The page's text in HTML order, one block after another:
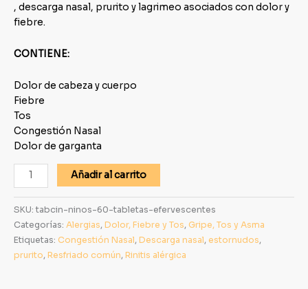
, descarga nasal, prurito y lagrimeo asociados con dolor y
fiebre.
CONTIENE:
Dolor de cabeza y cuerpo
Fiebre
Tos
Congestión Nasal
Dolor de garganta
Añadir al carrito
SKU:tabcin-ninos-60-tabletas-efervescentes
Categorías: Alergias, Dolor, Fiebre y Tos, Gripe, Tos y Asma
Etiquetas: Congestión Nasal, Descarga nasal, estornudos,
prurito, Resfriado común, Rinitis alérgica